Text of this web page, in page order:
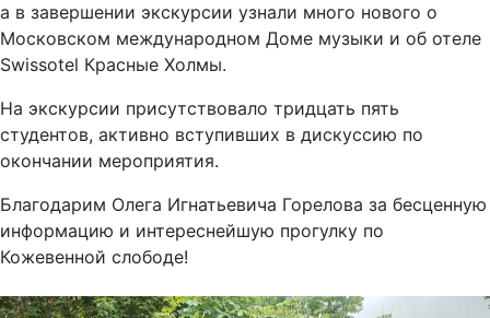
а в завершении экскурсии узнали много нового о
Московском международном Доме музыки и об отеле
Swissotel Красные Холмы.
На экскурсии присутствовало тридцать пять
студентов, активно вступивших в дискуссию по
окончании мероприятия.
Благодарим Олега Игнатьевича Горелова за бесценную
информацию и интереснейшую прогулку по
Кожевенной слободе!